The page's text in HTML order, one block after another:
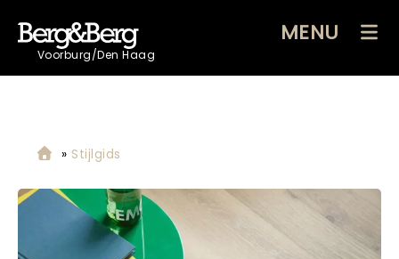
Voorburg/Den Haag
MENU
» Stijlgids